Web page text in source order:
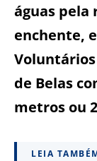
águas pela
enchente,
de Belas
metros ou
LEIA